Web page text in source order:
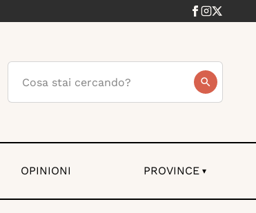
OPINIONI PROVINCE ▾